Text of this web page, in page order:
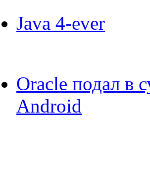
Java 4-ever
Oracle подал в
Android